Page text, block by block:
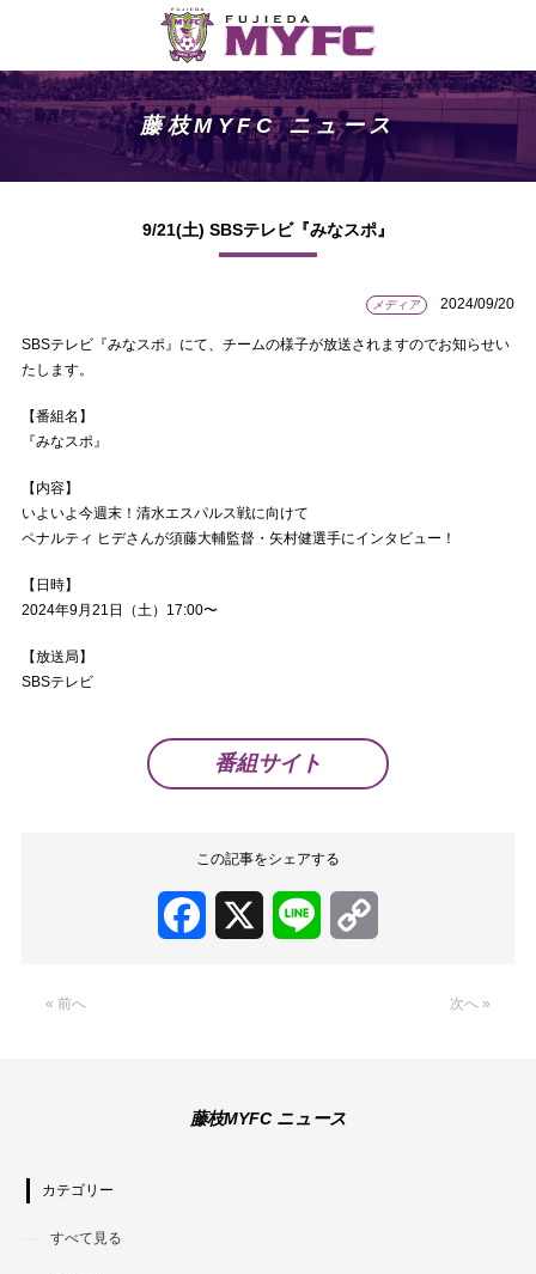
藤枝MYFC ニュース
9/21(土) SBSテレビ『みなスポ』
メディア 2024/09/20
SBSテレビ『みなスポ』にて、チームの様子が放送されますのでお知らせい
たします。
【番組名】
『みなスポ』
【内容】
いよいよ今週末！清水エスパルス戦に向けて
ペナルティ ヒデさんが須藤大輔監督・矢村健選手にインタビュー！
【日時】
2024年9月21日（土）17:00〜
【放送局】
SBSテレビ
番組サイト
この記事をシェアする
Facebook Line
« 前へ 次へ »
藤枝MYFC ニュース
カテゴリー
すべて見る